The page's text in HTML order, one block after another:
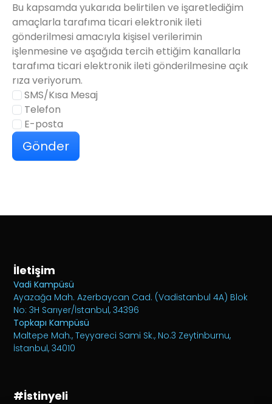
Bu kapsamda yukarıda belirtilen ve işaretlediğim
amaçlarla tarafıma ticari elektronik ileti
gönderilmesi amacıyla kişisel verilerimin
işlenmesine ve aşağıda tercih ettiğim kanallarla
tarafıma ticari elektronik ileti gönderilmesine açık
rıza veriyorum.
SMS/Kısa Mesaj
Telefon
E-posta
#İstinyeli
İletişim
Vadi Kampüsü
Ayazağa Mah. Azerbaycan Cad. (Vadistanbul 4A) Blok
No: 3H Sarıyer/İstanbul, 34396
Topkapı Kampüsü
Maltepe Mah., Teyyareci Sami Sk., No.3 Zeytinburnu,
İstanbul, 34010